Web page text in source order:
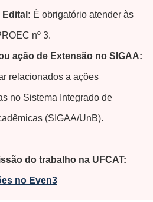
É obrigatório atender às
nº 3.
ação de Extensão no SIGAA:
relacionados a ações
no Sistema Integrado de
(SIGAA/UnB).
do trabalho na UFCAT:
no Even3